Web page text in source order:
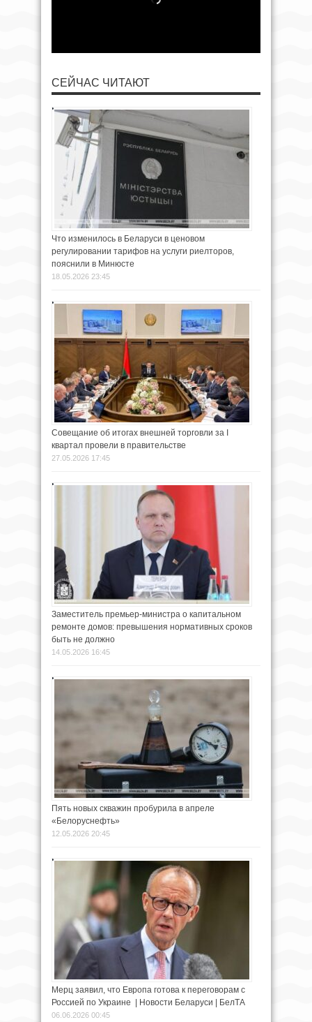
СЕЙЧАС ЧИТАЮТ
Что изменилось в Беларуси в ценовом
регулировании тарифов на услуги риелторов,
пояснили в Минюсте
18.05.2026 23:45
Совещание об итогах внешней торговли за I
квартал провели в правительстве
27.05.2026 17:45
Заместитель премьер-министра о капитальном
ремонте домов: превышения нормативных сроков
быть не должно
14.05.2026 16:45
Пять новых скважин пробурила в апреле
«Белоруснефть»
12.05.2026 20:45
Мерц заявил, что Европа готова к переговорам с
Россией по Украине | Новости Беларуси | БелТА
06.06.2026 00:45